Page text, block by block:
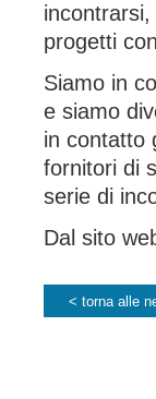
progetti
Siamo in
e siamo
in contatto
fornitori di
serie di
Dal sito
< torna alle